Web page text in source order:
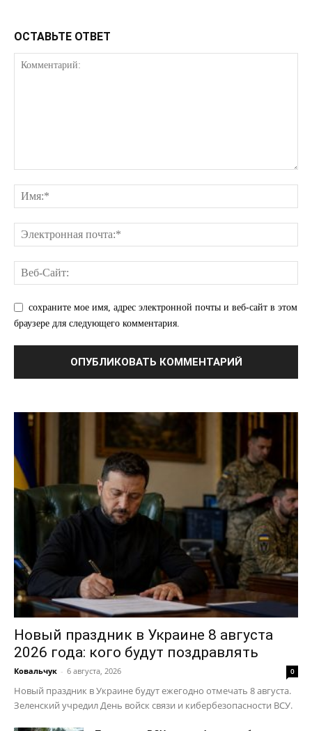
Политика конфиденциальности
Подписка
Реклама
Контакты
ОСТАВЬТЕ ОТВЕТ
сохраните мое имя, адрес электронной почты и веб-сайт в этом
браузере для следующего комментария.
Новый праздник в Украине 8 августа
2026 года: кого будут поздравлять
Ковальчук - 6 августа, 2026 0
Новый праздник в Украине будут ежегодно отмечать 8 августа.
Зеленский учредил День войск связи и кибербезопасности ВСУ.